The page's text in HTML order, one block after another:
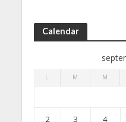
Calendar
L M M
2 3 4